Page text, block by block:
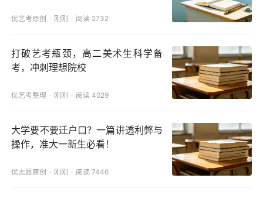
优艺考原创 刚刚 阅读 2732
打破艺考瓶颈，高二美术生科学备
考，冲刺理想院校
优艺考整理 刚刚 阅读 4029
大学要不要迁户口？一篇讲透利弊与
操作，准大一新生必看！
优志愿原创 刚刚 阅读 7446